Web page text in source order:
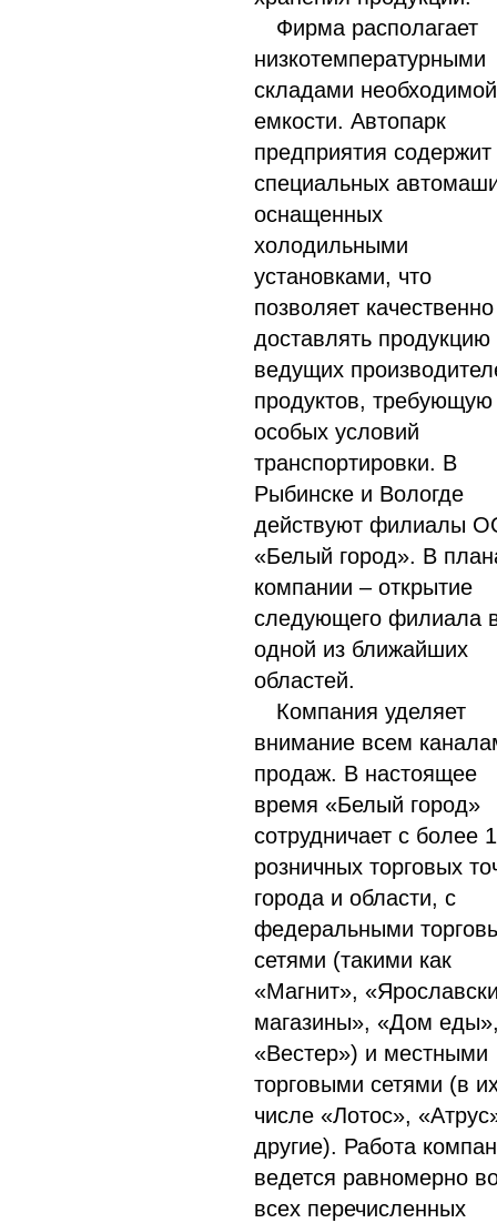
Фирма располагает
низкотемпературными
складами необходимой
емкости. Автопарк
предприятия содержит
специальных
оснащенных
холодильными
установками, что
позволяет качественно
доставлять продукцию
ведущих
продуктов, требующую
особых условий
транспортировки. В
Рыбинске и Вологде
действуют филиалы
«Белый город». В
компании – открытие
следующего филиала
одной из ближайших
областей.
Компания уделяет
внимание всем
продаж. В настоящее
время «Белый город»
сотрудничает с более
розничных торговых
города и области, с
федеральными
сетями (такими как
«Магнит»,
магазины», «Дом
«Вестер») и местными
торговыми сетями (в
числе «Лотос»,
другие). Работа
ведется равномерно
всех перечисленных